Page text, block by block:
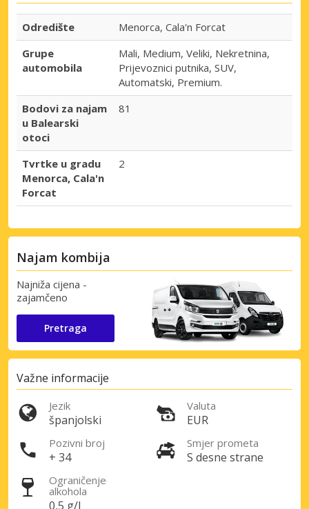
Odredište
Menorca, Cala'n Forcat
Grupe
automobila
Mali, Medium, Veliki, Nekretnina,
Prijevoznici putnika, SUV,
Automatski, Premium.
Bodovi za najam
u Balearski
otoci
81
Tvrtke u gradu
Menorca, Cala'n
Forcat
2
Najam kombija
Najniža cijena -
zajamčeno
Pretraga
Važne informacije
Jezik
španjolski
Valuta
EUR
Pozivni broj
+ 34
Smjer prometa
S desne strane
Ograničenje
alkohola
0,5 g/l